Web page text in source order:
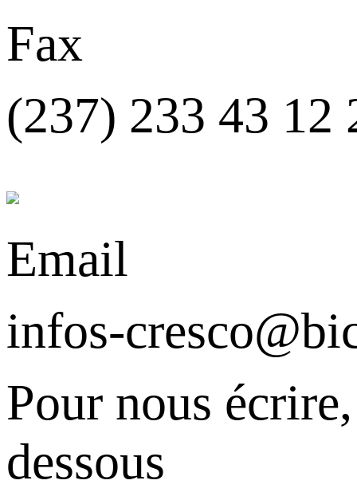
Fax
(237) 233 43 12
Email
infos-
Pour nous
dessous